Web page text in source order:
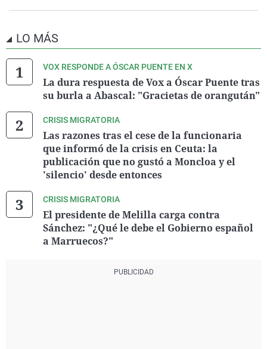
LO MÁS
VOX RESPONDE A ÓSCAR PUENTE EN X
La dura respuesta de Vox a Óscar Puente tras
su burla a Abascal: "Gracietas de orangután"
CRISIS MIGRATORIA
Las razones tras el cese de la funcionaria
que informó de la crisis en Ceuta: la
publicación que no gustó a Moncloa y el
'silencio' desde entonces
CRISIS MIGRATORIA
El presidente de Melilla carga contra
Sánchez: "¿Qué le debe el Gobierno español
a Marruecos?"